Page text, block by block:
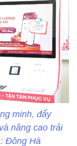
minh, đẩy
nâng cao trải
Đông Hà